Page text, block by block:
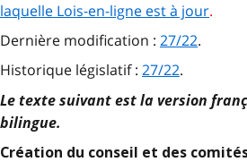
laquelle Lois-en-ligne est à jour.
Dernière modification : 27/22.
Historique législatif : 27/22.
Le texte suivant est la version
bilingue.
Création du conseil et des